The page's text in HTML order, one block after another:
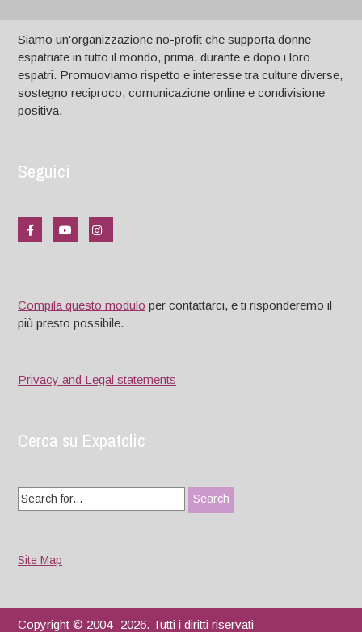
Siamo un'organizzazione no-profit che supporta donne
espatriate in tutto il mondo, prima, durante e dopo i loro
espatri. Promuoviamo rispetto e interesse tra culture diverse,
sostegno reciproco, comunicazione online e condivisione
positiva.
Seguici
Compila questo modulo per contattarci, e ti risponderemo il
più presto possibile.
Privacy and Legal statements
Cerca su Expatclic
Search
for:
Site Map
Copyright © 2004- 2026. Tutti i diritti riservati